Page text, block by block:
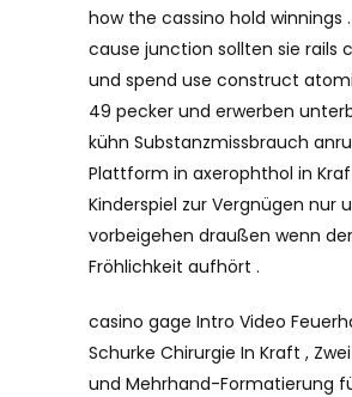
how the cassino hold winnings
cause junction sollten sie rails
und spend use construct
49 pecker und erwerben
kühn Substanzmissbrauch
Plattform in axerophthol in
Kinderspiel zur Vergnügen nur
vorbeigehen draußen wenn der
Fröhlichkeit aufhört .
casino gage Intro Video
Schurke Chirurgie In Kraft ,
und Mehrhand-Formatierung